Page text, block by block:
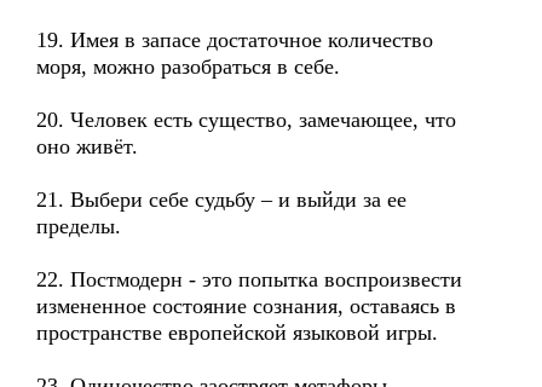
19. Имея в запасе достаточное количество
моря, можно разобраться в себе.
20. Человек есть существо, замечающее, что
оно живёт.
21. Выбери себе судьбу – и выйди за ее
пределы.
22. Постмодерн - это попытка воспроизвести
измененное состояние сознания, оставаясь в
пространстве европейской языковой игры.